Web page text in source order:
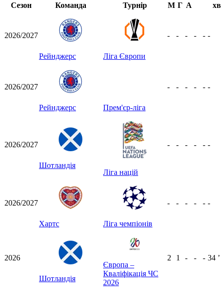
Сезон
Команда Турнір М Г А хв
2026/2027
Рейнджерс Ліга Європи
- - - - - -
2026/2027
Рейнджерс Прем'єр-ліга
- - - - - -
2026/2027
Шотландія
Ліга націй
- - - - - -
2026/2027
Хартс Ліга чемпіонів
- - - - - -
2026
Шотландія
Європа –
Кваліфікація ЧС
2026
2 1 - - - 34 ʼ